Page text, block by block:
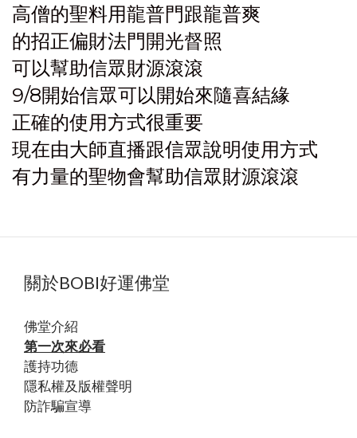
高僧的聖料用龍普門跟龍普爽
的招正偏財法門開光督照
可以幫助信眾財源滾滾
9/8開始信眾可以開始來隨喜結緣
正確的使用方式很重要
現在由大師直播跟信眾說明使用方式
有力量的聖物會幫助信眾財源滾滾
關於BOBI好運佛堂
佛堂介紹
第一次來必看
護持功德
隱私權及版權聲明
防詐騙宣導